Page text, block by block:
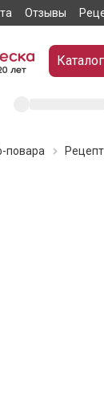
Отзывы
Каталог
повара